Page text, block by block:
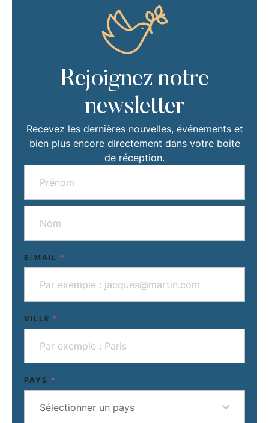
Rejoignez notre
newsletter
Recevez les dernières nouvelles, événements et
bien plus encore directement dans votre boîte
de réception.
E-MAIL *
VILLE *
PAYS *
Sélectionner un pays